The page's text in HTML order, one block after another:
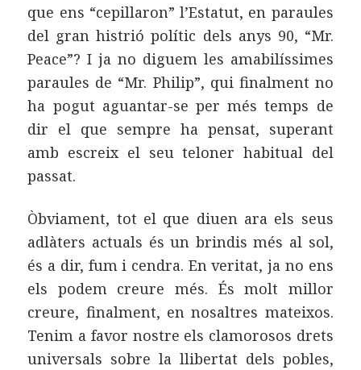
que ens “cepillaron” l’Estatut, en paraules
del gran histrió polític dels anys 90, “Mr.
Peace”? I ja no diguem les amabilíssimes
paraules de “Mr. Philip”, qui finalment no
ha pogut aguantar-se per més temps de
dir el que sempre ha pensat, superant
amb escreix el seu teloner habitual del
passat.
Òbviament, tot el que diuen ara els seus
adlàters actuals és un brindis més al sol,
és a dir, fum i cendra. En veritat, ja no ens
els podem creure més. És molt millor
creure, finalment, en nosaltres mateixos.
Tenim a favor nostre els clamorosos drets
universals sobre la llibertat dels pobles,